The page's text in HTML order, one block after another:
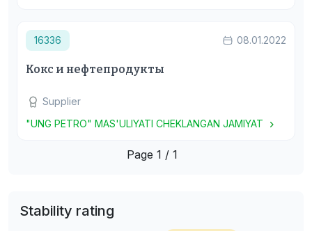
16336 08.01.2022
Кокс и нефтепродукты
Supplier
"UNG PETRO" MAS'ULIYATI CHEKLANGAN JAMIYAT
Page 1 / 1
Stability rating